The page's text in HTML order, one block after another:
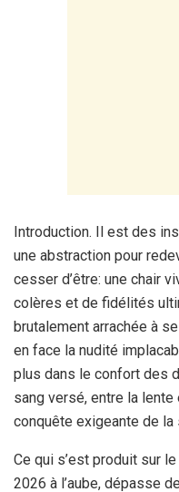
Introduction. Il est des
une abstraction pour
cesser d’être: une chair
colères et de fidélités
brutalement arrachée à
en face la nudité
plus dans le confort des
sang versé, entre la
conquête exigeante de la
Ce qui s’est produit sur
2026 à l’aube, dépasse